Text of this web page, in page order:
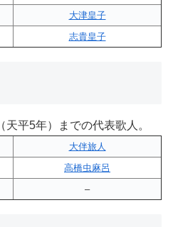
大津皇子
志貴皇子
平5年）までの代表歌人。
大伴旅人
高橋虫麻呂
–